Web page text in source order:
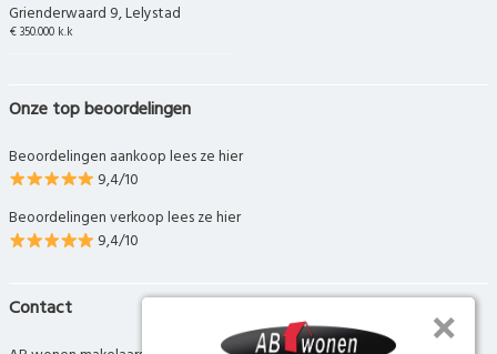
Grienderwaard 9, Lelystad
€ 350.000 k.k
Onze top beoordelingen
Beoordelingen aankoop lees ze hier
9,4/10
Beoordelingen verkoop lees ze hier
9,4/10
Contact